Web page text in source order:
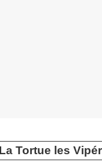
Tortue les